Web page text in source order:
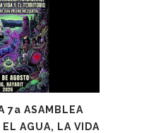
7a ASAMBLEA
AGUA, LA VIDA